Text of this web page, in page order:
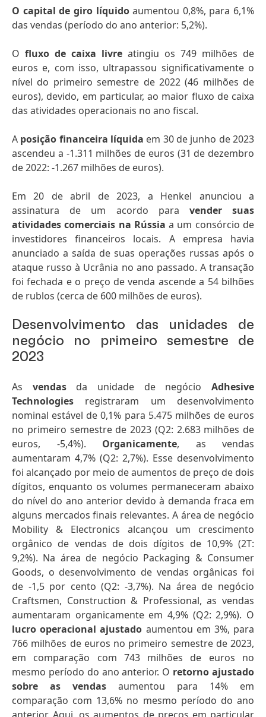
O capital de giro líquidoaumentou 0,8%, para 6,1%
das vendas (período do ano anterior: 5,2%).
O fluxo de caixa livre atingiu os 749 milhões de
euros e, com isso, ultrapassou significativamente o
nível do primeiro semestre de 2022 (46 milhões de
euros), devido, em particular, ao maior fluxo de caixa
das atividades operacionais no ano fiscal.
A posição financeira líquida em 30 de junho de 2023
ascendeu a -1.311 milhões de euros (31 de dezembro
de 2022: -1.267 milhões de euros).
Em 20 de abril de 2023, a Henkel anunciou a
assinatura de um acordo para vender suas
atividades comerciais na Rússia a um consórcio de
investidores financeiros locais. A empresa havia
anunciado a saída de suas operações russas após o
ataque russo à Ucrânia no ano passado. A transação
foi fechada e o preço de venda ascende a 54 bilhões
de rublos (cerca de 600 milhões de euros).
Desenvolvimento das unidades de
negócio no primeiro semestre de
2023
As vendasda unidade de negócioAdhesive
Technologies registraram um desenvolvimento
nominal estável de 0,1% para 5.475 milhões de euros
no primeiro semestre de 2023 (Q2: 2.683 milhões de
euros, -5,4%). Organicamente, as vendas
aumentaram 4,7% (Q2: 2,7%). Esse desenvolvimento
foi alcançado por meio de aumentos de preço de dois
dígitos, enquanto os volumes permaneceram abaixo
do nível do ano anterior devido à demanda fraca em
alguns mercados finais relevantes. A área de negócio
Mobility & Electronics alcançou um crescimento
orgânico de vendas de dois dígitos de 10,9% (2T:
9,2%). Na área de negócio Packaging & Consumer
Goods, o desenvolvimento de vendas orgânicas foi
de -1,5 por cento (Q2: -3,7%). Na área de negócio
Craftsmen, Construction & Professional, as vendas
aumentaram organicamente em 4,9% (Q2: 2,9%). O
lucro operacional ajustado aumentou em 3%, para
766 milhões de euros no primeiro semestre de 2023,
em comparação com 743 milhões de euros no
mesmo período do ano anterior. O retorno ajustado
sobre as vendas aumentou para 14% em
comparação com 13,6% no mesmo período do ano